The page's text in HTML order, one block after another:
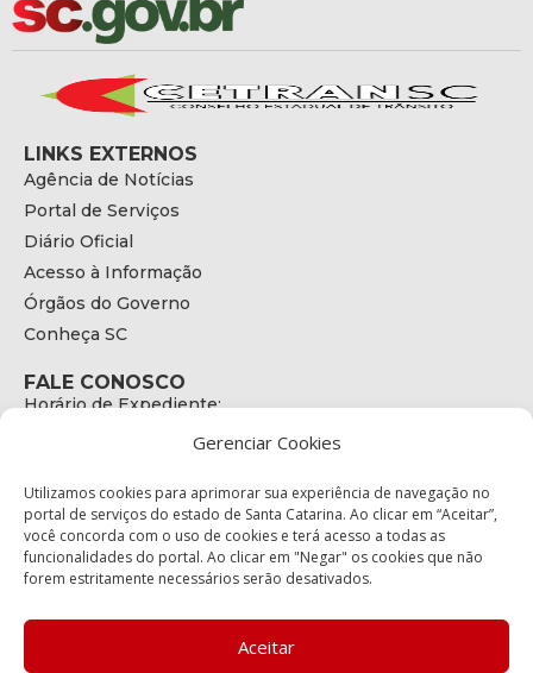
Gerenciar Cookies
Utilizamos cookies para aprimorar sua experiência de navegação no
portal de serviços do estado de Santa Catarina. Ao clicar em “Aceitar”,
você concorda com o uso de cookies e terá acesso a todas as
funcionalidades do portal. Ao clicar em "Negar" os cookies que não
forem estritamente necessários serão desativados.
Aceitar
LINKS EXTERNOS
Agência de Notícias
Portal de Serviços
Diário Oficial
Acesso à Informação
Órgãos do Governo
Conheça SC
FALE CONOSCO
Horário de Expediente:
E-mail:
secretariaexecutiva@cetran.sc.gov.br
ENDEREÇO
Endereço:
Bairro:
Coqueiros, Florianópolis SC